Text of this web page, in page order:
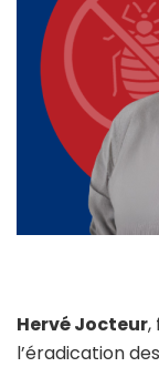
Hervé Jocteur,
l’éradication